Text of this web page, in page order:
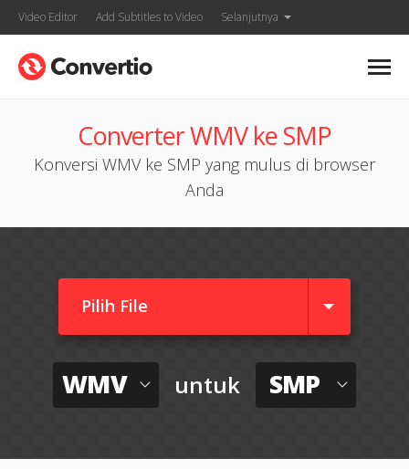
Video Editor Add Subtitles to Video Selanjutnya
Converter WMV ke SMP
Konversi WMV ke SMP yang mulus di browser
Anda
Pilih File
WMV untuk SMP